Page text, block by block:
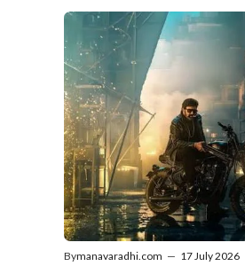
Bymanavaradhi.com — 17 July 2026